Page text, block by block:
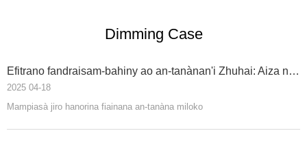
Dimming Case
Efitrano fandraisam-bahiny ao an-tanànan'i Zhuhai: Aiza ny jiro manazava ny fomba fiaina an-tanàn-dehibe
2025 04-18
Mampiasà jiro hanorina fiainana an-tanàna miloko